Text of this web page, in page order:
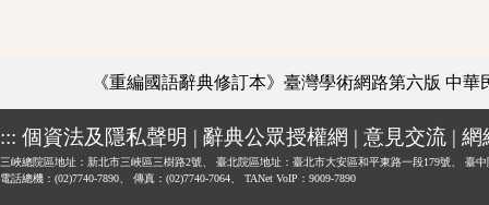
《重編國語辭典修訂本》臺灣學術網路第六版 中華
::: 個資法及隱私聲明 | 辭典公眾授權網 | 意見交流 | 網
三峽總院區地址：新北市三峽區三樹路2號、 臺北院區地址：臺北市大安區和平東路一段179號、
臺中
電話總機：(02)7740-7890、
傳真：(02)7740-7064、 TANet VoIP：9009-7890